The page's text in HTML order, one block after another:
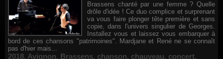
Brassens chanté par une femme ? Quelle
drôle d'idée ! Ce duo complice et surprenant
va vous faire plonger tête première et sans
copie, dans l'univers singulier de Georges.
Installez vous et laissez vous embarquer à
bord de ces chansons "patrimoines". Mardjane et René ne se connaît
pas d'hier mais...
2018, Avignon, Brassens, chanson, chauveau, concert,